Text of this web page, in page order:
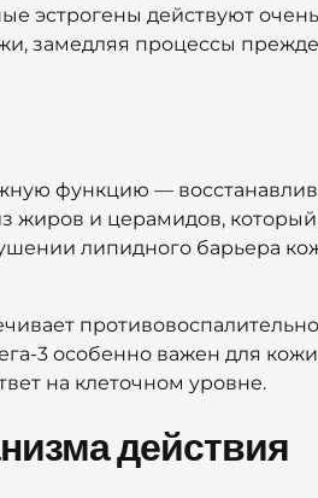
эстрогены действуют
замедляя процессы
функцию —
жиров и церамидов,
липидного барьера
3 особенно важен для
на клеточном уровне.
действия